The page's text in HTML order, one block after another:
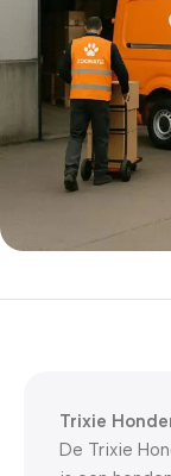
5% korting met
Trixie
De Trixie